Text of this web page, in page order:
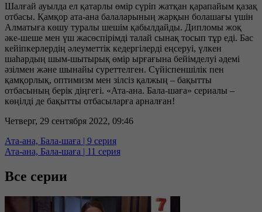
Шалғай ауылда ел қатарлы өмір сүріп жатқан қарапайым қазақ
отбасы. Қамқор ата-ана балаларының жарқын болашағы үшін
Алматыға көшу туралы шешім қабылдайды. Дипломы жоқ
әке-шеше мен үш жасөспірімді талай сынақ тосып тұр еді. Бас
кейіпкерлердің әлеуметтік кедергілерді еңсеруі, үлкен
шаһардың шым-шытырық өмір ырғағына бейімделуі әдемі
әзілмен және шынайы суреттелген. Сүйіспеншілік пен
қамқорлық, оптимизм мен зілсіз қалжың – бақытты
отбасының берік діңгегі. «Ата-ана. Бала-шаға» сериалы –
көңілді де бақытты отбасыларға арналған!
Четверг, 29 сентября 2022, 09:46
Ата-ана, Бала-шаға | 9 серия
Ата-ана, Бала-шаға | 11 серия
Все серии